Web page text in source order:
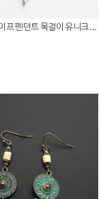
써지컬스틸 나이프 펜던트 목걸이 유니크 힙합 스트릿 패션 남녀공용 N-0435